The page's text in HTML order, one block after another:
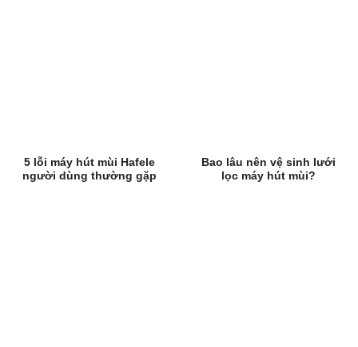
5 lỗi máy hút mùi Hafele
người dùng thường gặp
Bao lâu nên vệ sinh lưới
lọc máy hút mùi?